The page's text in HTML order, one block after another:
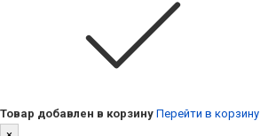
Товар добавлен в корзину Перейти в корзину